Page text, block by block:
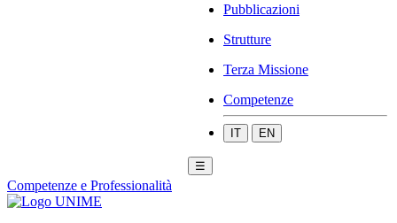
Pubblicazioni
Strutture
Terza Missione
Competenze
IT EN
☰
Competenze e Professionalità